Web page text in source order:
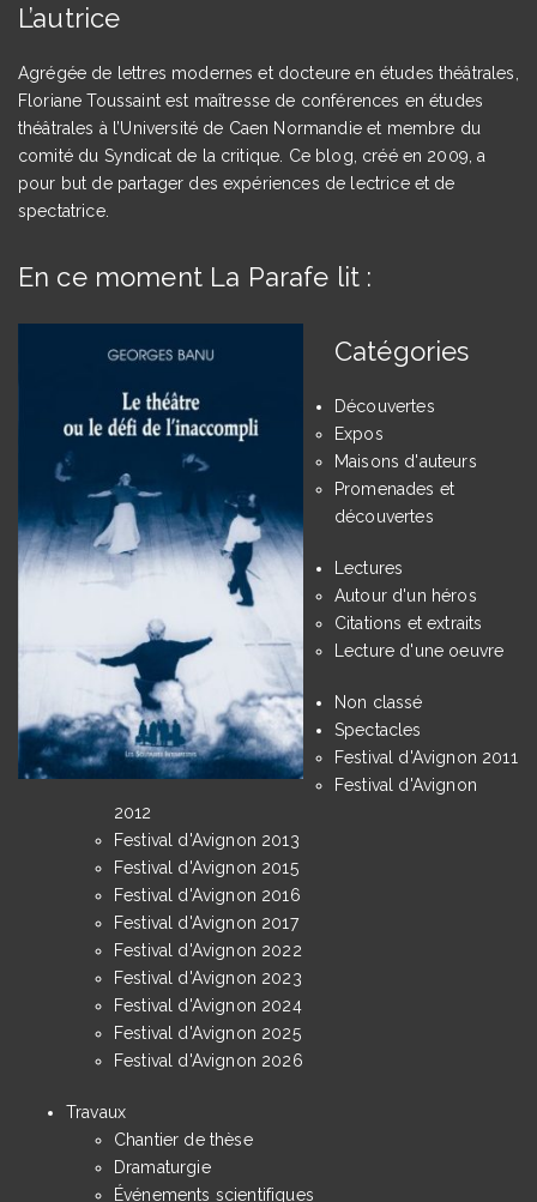
L’autrice
Agrégée de lettres modernes et docteure en études théâtrales,
Floriane Toussaint est maîtresse de conférences en études
théâtrales à l’Université de Caen Normandie et membre du
comité du Syndicat de la critique. Ce blog, créé en 2009, a
pour but de partager des expériences de lectrice et de
spectatrice.
En ce moment La Parafe lit :
Catégories
Découvertes
Expos
Maisons d'auteurs
Promenades et
découvertes
Lectures
Autour d'un héros
Citations et extraits
Lecture d'une oeuvre
Non classé
Spectacles
Festival d'Avignon 2011
Festival d'Avignon
2012
Festival d'Avignon 2013
Festival d'Avignon 2015
Festival d'Avignon 2016
Festival d'Avignon 2017
Festival d'Avignon 2022
Festival d'Avignon 2023
Festival d'Avignon 2024
Festival d'Avignon 2025
Festival d'Avignon 2026
Travaux
Chantier de thèse
Dramaturgie
Événements scientifiques